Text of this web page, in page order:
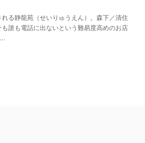
る静龍苑（せいりゅうえん）。森下／清住
誰も電話に出ないという難易度高めのお店